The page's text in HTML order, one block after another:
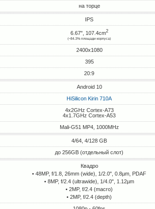
на торце
IPS
6.67", 107.4cm2
(~84.3% площади корпуса)
2400x1080
395
20:9
Android 10
HiSilicon Kirin 710A
4x2GHz Cortex-A73
4x1.7GHz Cortex-A53
Mali-G51 MP4, 1000MHz
4/64, 4/128 GB
до 256GB (отдельный слот)
Квадро
• 48MP, f/1.8, 26mm (wide), 1/2.0", 0.8µm, PDAF
• 8MP, f/2.4 (ultrawide), 1/4.0", 1.12µm
• 2MP, f/2.4 (macro)
• 2MP, f/2.4 (depth)